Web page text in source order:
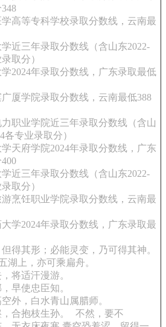
学高等专科学校录取分数线，云南最
学近三年录取分数线（含山东2022-
取分）
2024年录取分数线，广东录取最低
广厦学院录取分数线，云南最低388
职业学院近三年录取分数线（含山
各专业录取分）
天府学院2024年录取分数线，广东
近三年录取分数线（含山东2022-
取分）
游烹饪职业学院录取分数线，云南最
学2024年录取分数线，广东录取最
得其形；必能灵变，乃可得其神。
湖上，亦可乘扁舟。
将适汗漫游。
早使忠臣知。
外，白水青山属腊师。
合抱枝生孙。
不然，要不